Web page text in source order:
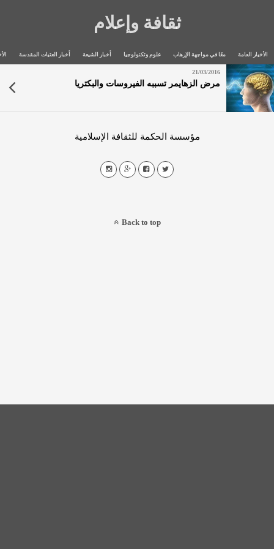
ثقافة وإعلام
الأخبار العامة معًا في مواجهة الإرهاب علوم وتكنولوجيا أخبار الشيعة أخبار العتبات المقدسة
21/03/2016
مرض الزهايمر تسببه الفيروسات والبكتريا
مؤسسة الحكمة للثقافة الإسلامية
Back to top